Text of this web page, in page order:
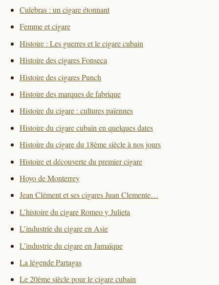
Culebras : un cigare étonnant
Femme et cigare
Histoire : Les guerres et le cigare cubain
Histoire des cigares Fonseca
Histoire des cigares Punch
Histoire des marques de fabrique
Histoire du cigare : cultures païennes
Histoire du cigare cubain en quelques dates
Histoire du cigare du 18ème siècle à nos jours
Histoire et découverte du premier cigare
Hoyo de Monterrey
Jean Clément et ses cigares Juan Clemente…
L’histoire du cigare Romeo y Julieta
L’industrie du cigare en Asie
L’industrie du cigare en Jamaïque
La légende Partagas
Le 20ème siècle pour le cigare cubain